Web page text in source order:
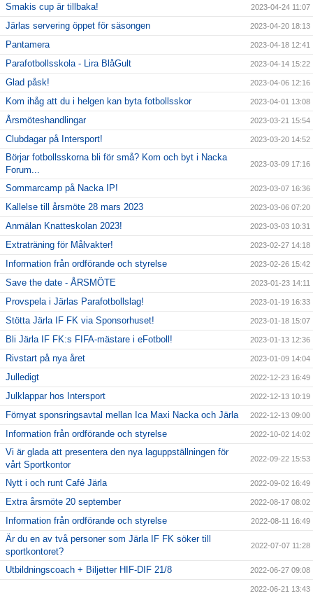
Smakis cup är tillbaka! 2023-04-24 11:07
Järlas servering öppet för säsongen 2023-04-20 18:13
Pantamera 2023-04-18 12:41
Parafotbollsskola - Lira BlåGult 2023-04-14 15:22
Glad påsk! 2023-04-06 12:16
Kom ihåg att du i helgen kan byta fotbollsskor 2023-04-01 13:08
Årsmöteshandlingar 2023-03-21 15:54
Clubdagar på Intersport! 2023-03-20 14:52
Börjar fotbollsskorna bli för små? Kom och byt i Nacka
Forum...
2023-03-09 17:16
Sommarcamp på Nacka IP! 2023-03-07 16:36
Kallelse till årsmöte 28 mars 2023 2023-03-06 07:20
Anmälan Knatteskolan 2023! 2023-03-03 10:31
Extraträning för Målvakter! 2023-02-27 14:18
Information från ordförande och styrelse 2023-02-26 15:42
Save the date - ÅRSMÖTE 2023-01-23 14:11
Provspela i Järlas Parafotbollslag! 2023-01-19 16:33
Stötta Järla IF FK via Sponsorhuset! 2023-01-18 15:07
Bli Järla IF FK:s FIFA-mästare i eFotboll! 2023-01-13 12:36
Rivstart på nya året 2023-01-09 14:04
Julledigt 2022-12-23 16:49
Julklappar hos Intersport 2022-12-13 10:19
Förnyat sponsringsavtal mellan Ica Maxi Nacka och Järla 2022-12-13 09:00
Information från ordförande och styrelse 2022-10-02 14:02
Vi är glada att presentera den nya laguppställningen för
vårt Sportkontor
2022-09-22 15:53
Nytt i och runt Café Järla 2022-09-02 16:49
Extra årsmöte 20 september 2022-08-17 08:02
Information från ordförande och styrelse 2022-08-11 16:49
Är du en av två personer som Järla IF FK söker till
sportkontoret?
2022-07-07 11:28
Utbildningscoach + Biljetter HIF-DIF 21/8 2022-06-27 09:08
2022-06-21 13:43